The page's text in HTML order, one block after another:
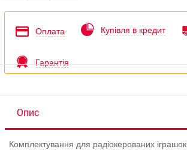
Оплата Купівля в кредит
Гарантія
Опис
Комплектування для радіокерованих іграшок